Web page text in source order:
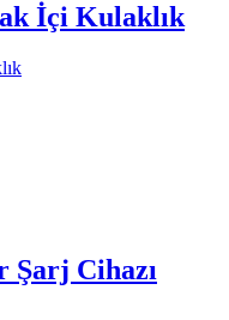
İçi Kulaklık
Şarj Cihazı